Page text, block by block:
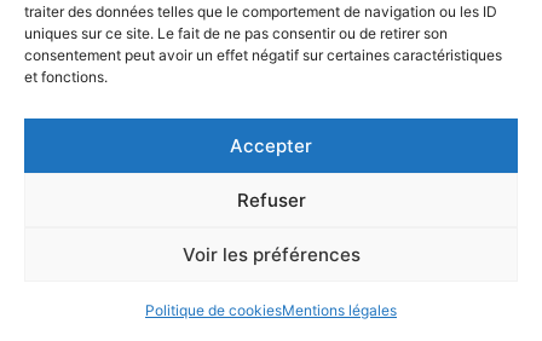
traiter des données telles que le comportement de navigation ou les ID
uniques sur ce site. Le fait de ne pas consentir ou de retirer son
consentement peut avoir un effet négatif sur certaines caractéristiques
et fonctions.
Accepter
Refuser
Voir les préférences
Politique de cookiesMentions légales